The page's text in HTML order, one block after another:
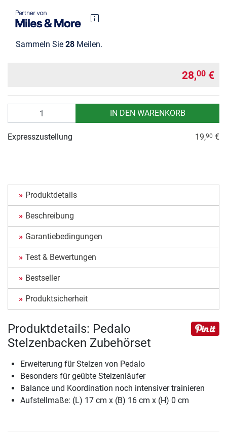
Sammeln Sie 28 Meilen.
28,00 €
IN DEN WARENKORB
Expresszustellung 19,90 €
Produktdetails
Beschreibung
Garantiebedingungen
Test & Bewertungen
Bestseller
Produktsicherheit
Produktdetails: Pedalo
Stelzenbacken Zubehörset
Erweiterung für Stelzen von Pedalo
Besonders für geübte Stelzenläufer
Balance und Koordination noch intensiver trainieren
Aufstellmaße: (L) 17 cm x (B) 16 cm x (H) 0 cm